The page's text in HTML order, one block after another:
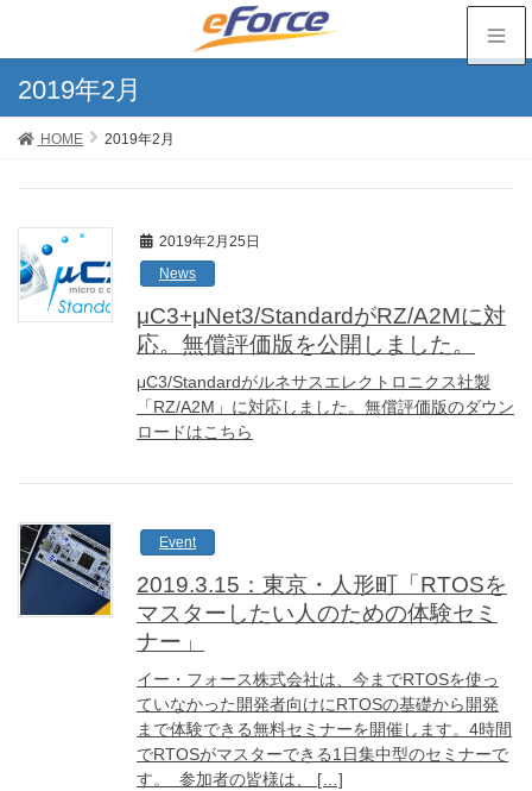
2019年2月
HOME 2019年2月
2019年2月25日
News
μC3+μNet3/StandardがRZ/A2Mに対
応。無償評価版を公開しました。
μC3/Standardがルネサスエレクトロニクス社製
「RZ/A2M」に対応しました。無償評価版のダウン
ロードはこちら
Event
2019.3.15：東京・人形町「RTOSを
マスターしたい人のための体験セミ
ナー」
イー・フォース株式会社は、今までRTOSを使っ
ていなかった開発者向けにRTOSの基礎から開発
まで体験できる無料セミナーを開催します。4時間
でRTOSがマスターできる1日集中型のセミナーで
す。 参加者の皆様は、 […]